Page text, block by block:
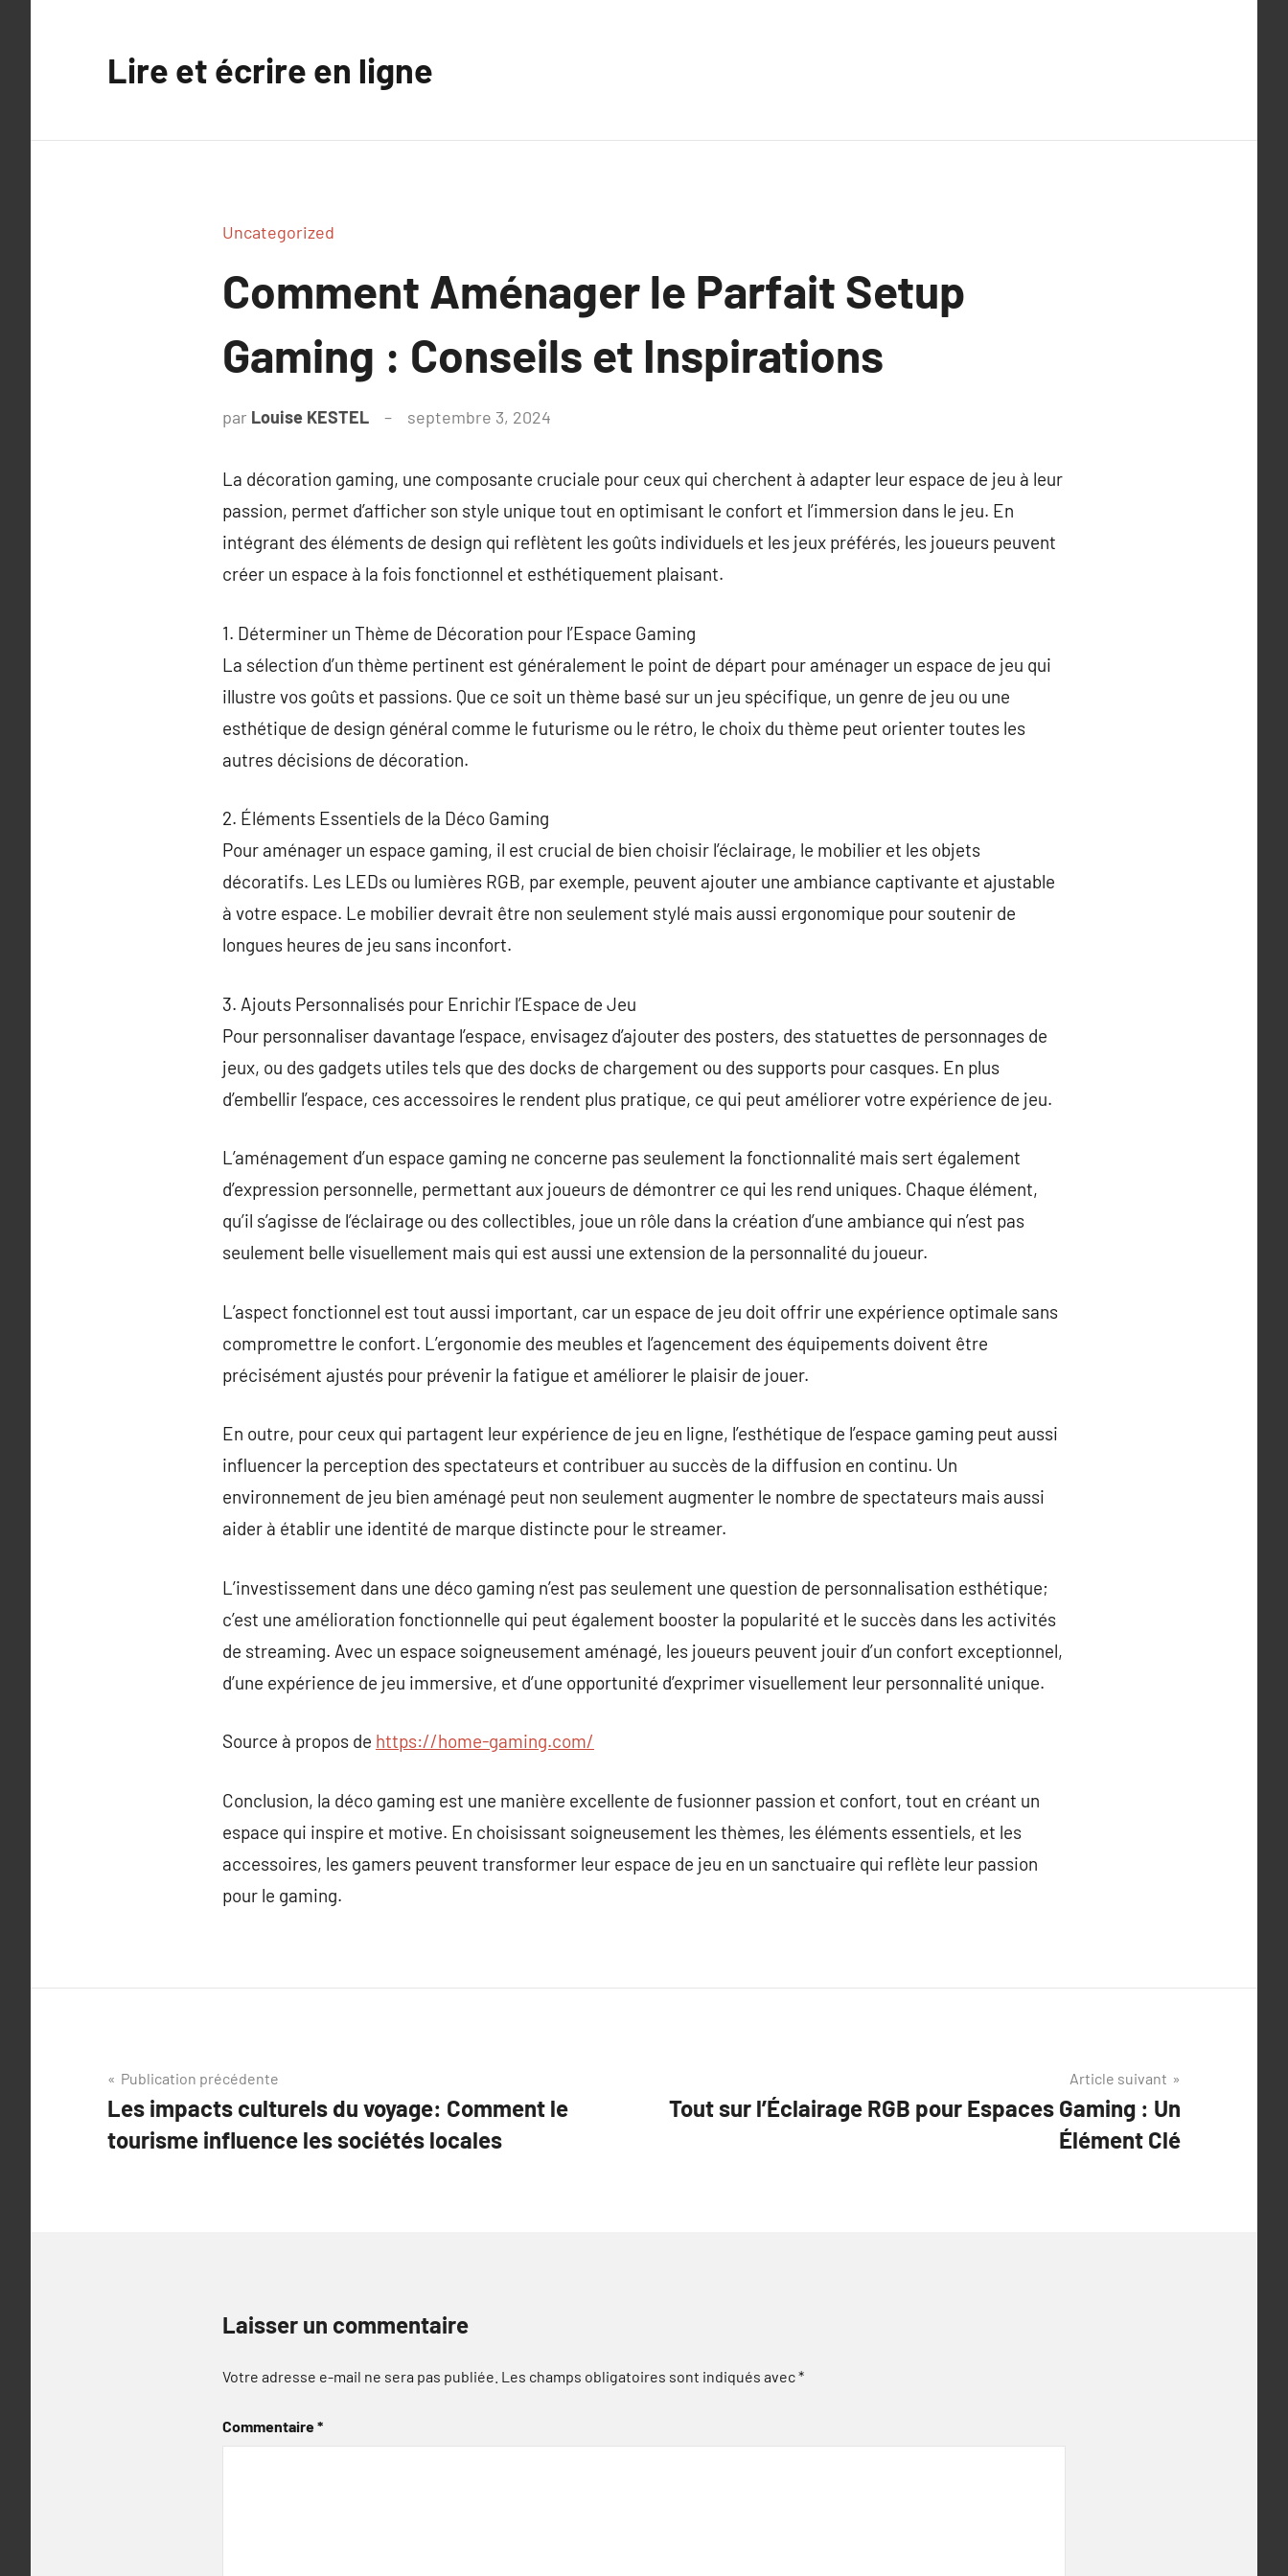
Lire et écrire en ligne
Uncategorized
Comment Aménager le Parfait Setup
Gaming : Conseils et Inspirations
par Louise KESTEL septembre 3, 2024
La décoration gaming, une composante cruciale pour ceux qui cherchent à adapter leur espace de jeu à leur
passion, permet d’afficher son style unique tout en optimisant le confort et l’immersion dans le jeu. En
intégrant des éléments de design qui reflètent les goûts individuels et les jeux préférés, les joueurs peuvent
créer un espace à la fois fonctionnel et esthétiquement plaisant.
1. Déterminer un Thème de Décoration pour l’Espace Gaming
La sélection d’un thème pertinent est généralement le point de départ pour aménager un espace de jeu qui
illustre vos goûts et passions. Que ce soit un thème basé sur un jeu spécifique, un genre de jeu ou une
esthétique de design général comme le futurisme ou le rétro, le choix du thème peut orienter toutes les
autres décisions de décoration.
2. Éléments Essentiels de la Déco Gaming
Pour aménager un espace gaming, il est crucial de bien choisir l’éclairage, le mobilier et les objets
décoratifs. Les LEDs ou lumières RGB, par exemple, peuvent ajouter une ambiance captivante et ajustable
à votre espace. Le mobilier devrait être non seulement stylé mais aussi ergonomique pour soutenir de
longues heures de jeu sans inconfort.
3. Ajouts Personnalisés pour Enrichir l’Espace de Jeu
Pour personnaliser davantage l’espace, envisagez d’ajouter des posters, des statuettes de personnages de
jeux, ou des gadgets utiles tels que des docks de chargement ou des supports pour casques. En plus
d’embellir l’espace, ces accessoires le rendent plus pratique, ce qui peut améliorer votre expérience de jeu.
L’aménagement d’un espace gaming ne concerne pas seulement la fonctionnalité mais sert également
d’expression personnelle, permettant aux joueurs de démontrer ce qui les rend uniques. Chaque élément,
qu’il s’agisse de l’éclairage ou des collectibles, joue un rôle dans la création d’une ambiance qui n’est pas
seulement belle visuellement mais qui est aussi une extension de la personnalité du joueur.
L’aspect fonctionnel est tout aussi important, car un espace de jeu doit offrir une expérience optimale sans
compromettre le confort. L’ergonomie des meubles et l’agencement des équipements doivent être
précisément ajustés pour prévenir la fatigue et améliorer le plaisir de jouer.
En outre, pour ceux qui partagent leur expérience de jeu en ligne, l’esthétique de l’espace gaming peut aussi
influencer la perception des spectateurs et contribuer au succès de la diffusion en continu. Un
environnement de jeu bien aménagé peut non seulement augmenter le nombre de spectateurs mais aussi
aider à établir une identité de marque distincte pour le streamer.
L’investissement dans une déco gaming n’est pas seulement une question de personnalisation esthétique;
c’est une amélioration fonctionnelle qui peut également booster la popularité et le succès dans les activités
de streaming. Avec un espace soigneusement aménagé, les joueurs peuvent jouir d’un confort exceptionnel,
d’une expérience de jeu immersive, et d’une opportunité d’exprimer visuellement leur personnalité unique.
Source à propos de https://home-gaming.com/
Conclusion, la déco gaming est une manière excellente de fusionner passion et confort, tout en créant un
espace qui inspire et motive. En choisissant soigneusement les thèmes, les éléments essentiels, et les
accessoires, les gamers peuvent transformer leur espace de jeu en un sanctuaire qui reflète leur passion
pour le gaming.
Navigation
de
l’article
Publication précédente
Les impacts culturels du voyage: Comment le
tourisme influence les sociétés locales
Article suivant
Tout sur l’Éclairage RGB pour Espaces Gaming : Un
Élément Clé
Laisser un commentaire
Votre adresse e-mail ne sera pas publiée. Les champs obligatoires sont indiqués avec*
Commentaire*